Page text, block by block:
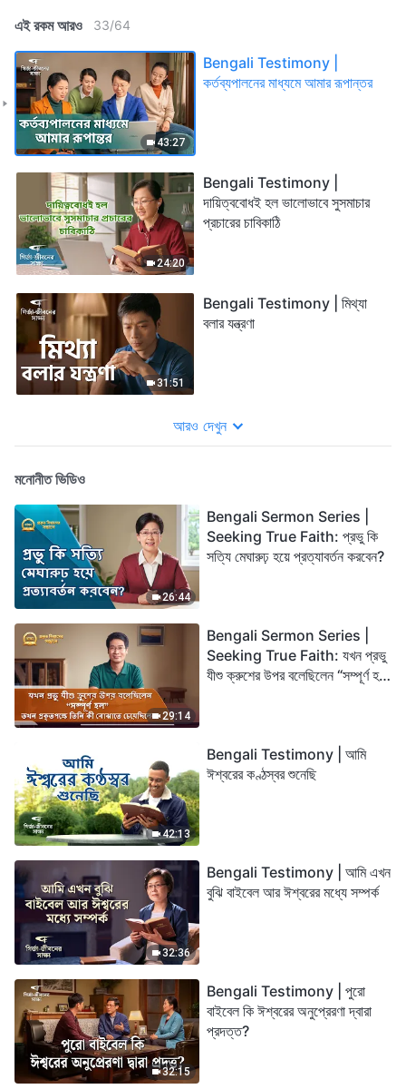
এই রকম আরও 33/64
43:27
Bengali Testimony |
কর্তব্যপালনের মাধ্যমে আমার রূপান্তর
24:20
Bengali Testimony |
দায়িত্ববোধই হল ভালোভাবে সুসমাচার
প্রচারের চাবিকাঠি
31:51
Bengali Testimony | মিথ্যা
বলার যন্ত্রণা
আরও দেখুন
মনোনীত ভিডিও
26:44
Bengali Sermon Series |
Seeking True Faith: প্রভু কি
সত্যি মেঘারুঢ় হয়ে প্রত্যাবর্তন করবেন?
29:14
Bengali Sermon Series |
Seeking True Faith: যখন প্রভু
যীশু ক্রুশের উপর বলেছিলেন “সম্পূর্ণ হল”
42:13
Bengali Testimony | আমি
ঈশ্বরের কণ্ঠস্বর শুনেছি
32:36
Bengali Testimony | আমি এখন
বুঝি বাইবেল আর ঈশ্বরের মধ্যে সম্পর্ক
32:15
Bengali Testimony | পুরো
বাইবেল কি ঈশ্বরের অনুপ্রেরণা দ্বারা
প্রদত্ত?